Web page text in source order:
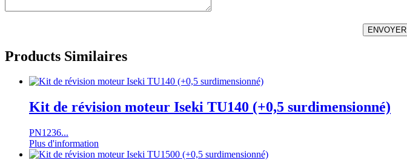
ENVOYER
Products Similaires
Kit de révision moteur Iseki TU140 (+0,5 surdimensionné)
PN1236...
Plus d'information